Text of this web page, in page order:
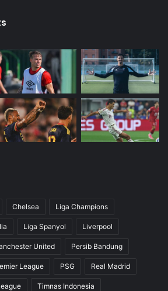
Chelsea Liga Champions
Liga Spanyol Liverpool
United Persib Bandung
League PSG Real Madrid
Timnas Indonesia